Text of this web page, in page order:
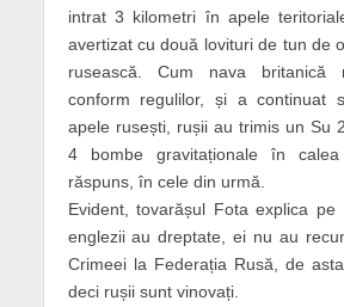
intrat 3 kilometri în apele
avertizat cu două lovituri de tun de
rusească. Cum nava britanică
conform regulilor, și a continuat
apele rusești, rușii au trimis un Su
4 bombe gravitaționale în
răspuns, în cele din urmă.
Evident, tovarășul Fota explica
englezii au dreptate, ei nu au
Crimeei la Federația Rusă, de
deci rușii sunt vinovați.